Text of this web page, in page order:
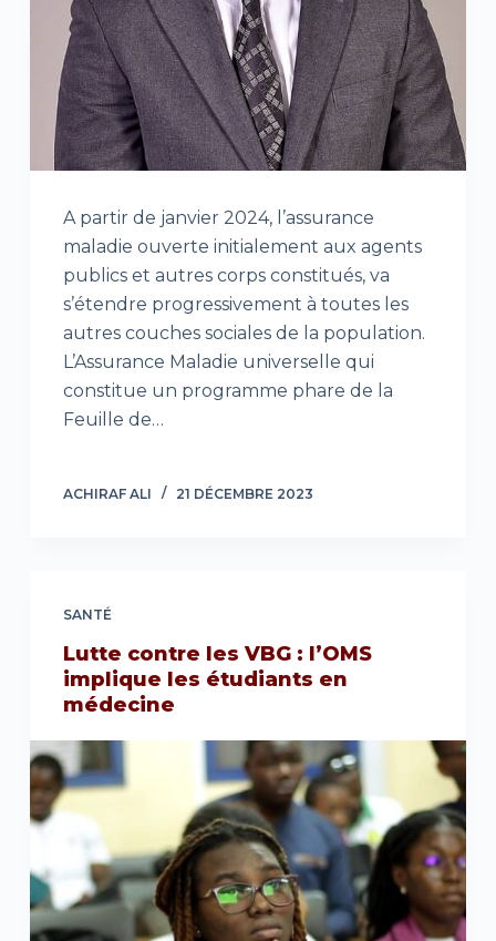
A partir de janvier 2024, l’assurance
maladie ouverte initialement aux agents
publics et autres corps constitués, va
s’étendre progressivement à toutes les
autres couches sociales de la population.
L’Assurance Maladie universelle qui
constitue un programme phare de la
Feuille de…
ACHIRAF ALI 21 DÉCEMBRE 2023
SANTÉ
Lutte contre les VBG : l’OMS
implique les étudiants en
médecine